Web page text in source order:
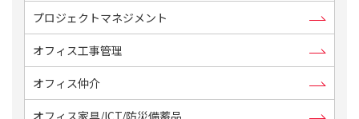
プロジェクトマネジメント
オフィス工事管理
オフィス仲介
オフィス家具/ICT/防災備蓄品